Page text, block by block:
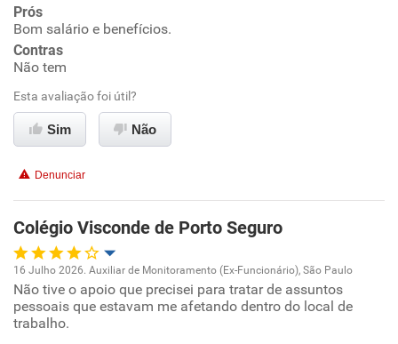
Ambiente de trabalho
Conciliação com a vida familiar
Benefícios
Recomenda a diretoria
Prós
Bom salário e benefícios.
Contras
Não tem
Esta avaliação foi útil?
Sim Não
Denunciar
Colégio Visconde de Porto Seguro
Oportunidade de promoção
16 Julho 2026. Auxiliar de Monitoramento (Ex-Funcionário), São Paulo
Não tive o apoio que precisei para tratar de assuntos
pessoais que estavam me afetando dentro do local de
trabalho.